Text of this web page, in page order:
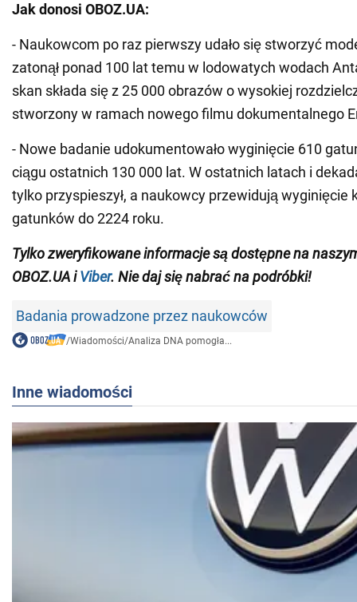
Jak donosi OBOZ.UA:
- Naukowcom po raz pierwszy udało się stworzyć
zatonął ponad 100 lat temu w lodowatych wodach
skan składa się z 25 000 obrazów o wysokiej
stworzony w ramach nowego filmu dokumentalnego
- Nowe badanie udokumentowało wyginięcie 610
ciągu ostatnich 130 000 lat. W ostatnich latach i
tylko przyspieszył, a naukowcy przewidują wyginięcie
gatunków do 2224 roku.
Tylko zweryfikowane informacje są dostępne na
OBOZ.UA iViber. Nie daj się nabrać na podróbki!
Badania prowadzone przez naukowców
/Wiadomości/Analiza DNA pomogła...
Inne wiadomości